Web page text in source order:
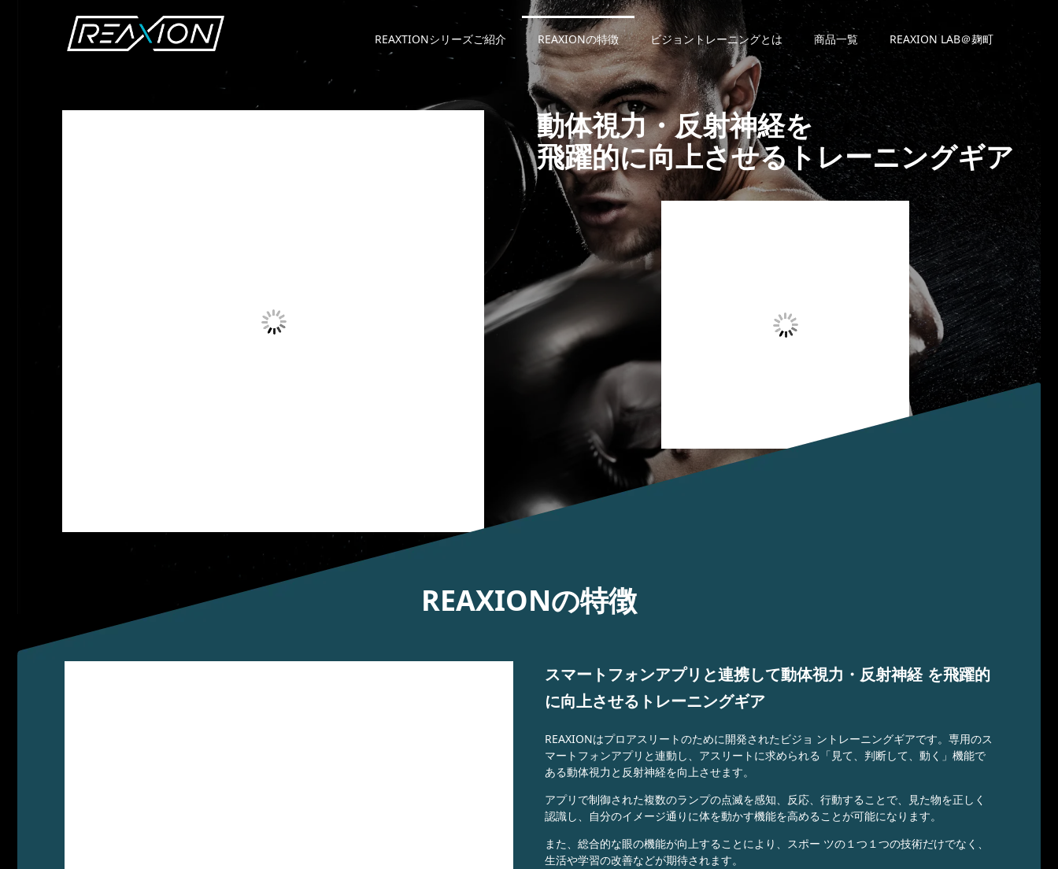
REAXTIONシリーズご紹介 REAXIONの特徴 ビジョントレーニングとは 商品一覧 REAXION LAB＠麹町
動体視力・反射神経を
飛躍的に向上させるトレーニングギア
REAXIONの特徴
スマートフォンアプリと連携して動体視力・反射神経 を飛躍的
に向上させるトレーニングギア
REAXIONはプロアスリートのために開発されたビジョ ントレーニングギアです。専用のス
マートフォンアプリと連動し、アスリートに求められる「見て、判断して、動く」機能で
ある動体視力と反射神経を向上させます。
アプリで制御された複数のランプの点滅を感知、反応、行動することで、見た物を正しく
認識し、自分のイメージ通りに体を動かす機能を高めることが可能になります。
また、総合的な眼の機能が向上することにより、スポー ツの１つ１つの技術だけでなく、
生活や学習の改善などが期待されます。